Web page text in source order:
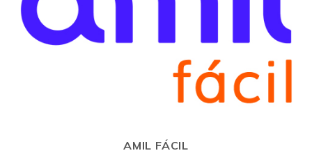
AMIL FÁCIL